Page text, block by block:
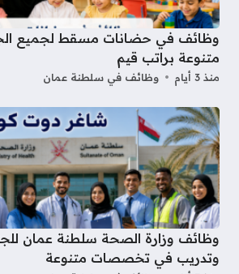
وظائف في حضانات مسقط لجميع
متنوعة براتب قيم
منذ 3 أيام وظائف في سلطنة عمان
وظائف وزارة الصحة سلطنة عمان
وتدريب في تخصصات متنوعة